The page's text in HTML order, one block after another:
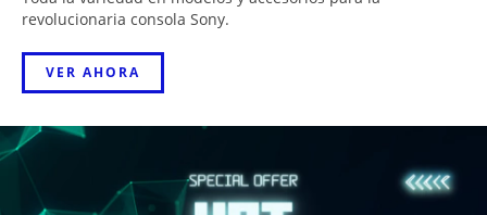
revolucionaria consola Sony.
VER AHORA